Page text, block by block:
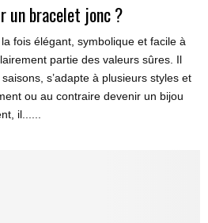
un bracelet jonc ?
fois élégant, symbolique et facile à
partie des valeurs sûres. Il
s’adapte à plusieurs styles et
ou au contraire devenir un bijou
il......